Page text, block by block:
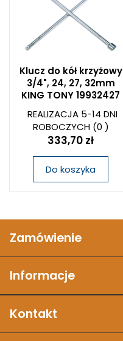
Klucz do kół krzyżowy
3/4", 24, 27, 32mm
KING TONY 19932427
REALIZACJA 5-14 DNI
ROBOCZYCH(0 )
333,70 zł
Do koszyka
Zamówienie
Informacje
Kontakt